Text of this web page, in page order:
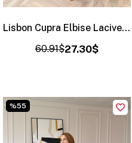
Lisbon Cupra Elbise Lacivert (2010)
27.30$
60.91$
%55